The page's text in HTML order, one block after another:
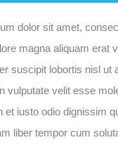
dolor sit amet,
magna aliquam erat
suscipit lobortis nisl ut
vulputate velit esse
et iusto odio dignissim
liber tempor cum